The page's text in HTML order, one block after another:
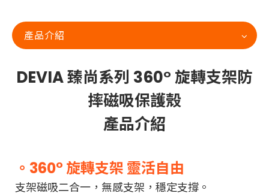
產品介紹
DEVIA 臻尚系列 360° 旋轉支架防
摔磁吸保護殼
產品介紹
。360° 旋轉支架 靈活自由
支架磁吸二合一，無感支架，穩定支撐。